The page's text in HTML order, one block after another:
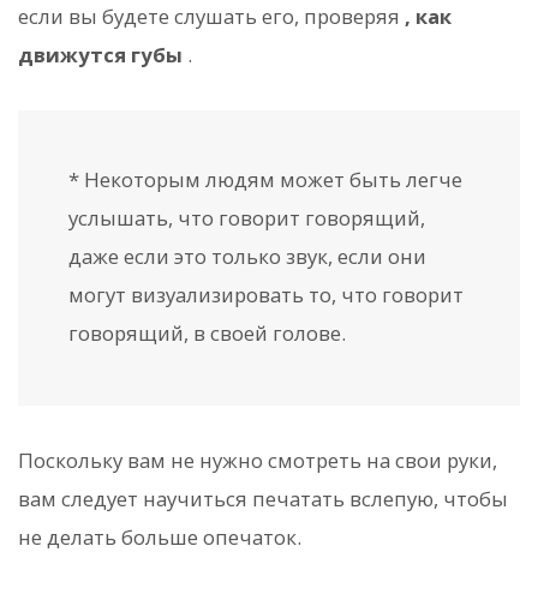
если вы будете слушать его, проверяя , как
движутся губы .
* Некоторым людям может быть легче
услышать, что говорит говорящий,
даже если это только звук, если они
могут визуализировать то, что говорит
говорящий, в своей голове.
Поскольку вам не нужно смотреть на свои руки,
вам следует научиться печатать вслепую, чтобы
не делать больше опечаток.